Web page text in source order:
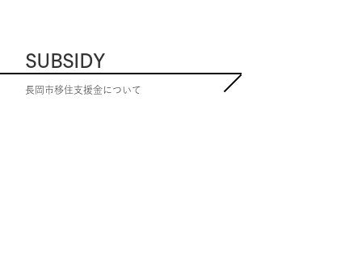
SUBSIDY
長岡市移住支援金について